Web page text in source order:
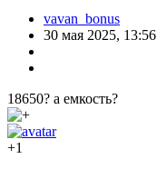
vavan_bonus
30 мая 2025, 13:56
18650? а емкость?
+1